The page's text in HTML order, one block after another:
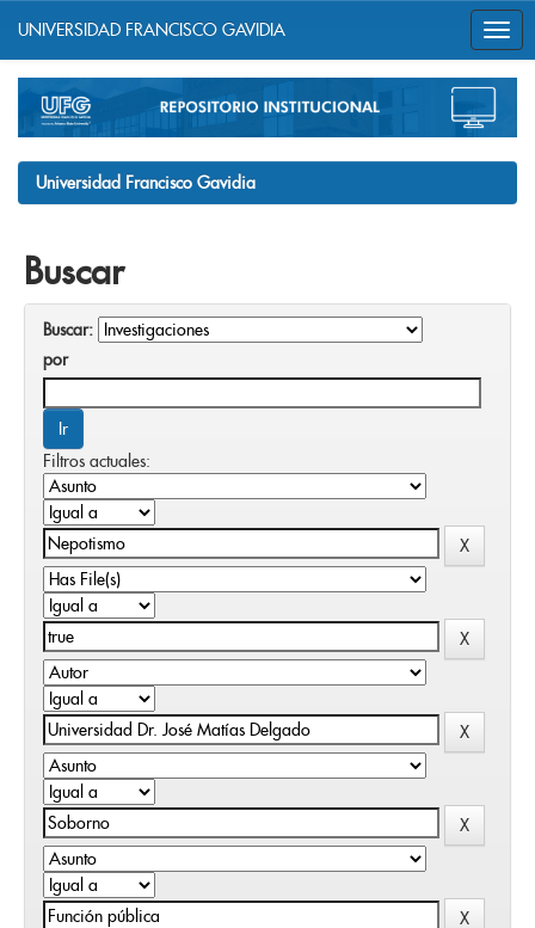
navigation
UNIVERSIDAD FRANCISCO GAVIDIA
Universidad Francisco Gavidia
Buscar
Buscar:
por
Filtros actuales: